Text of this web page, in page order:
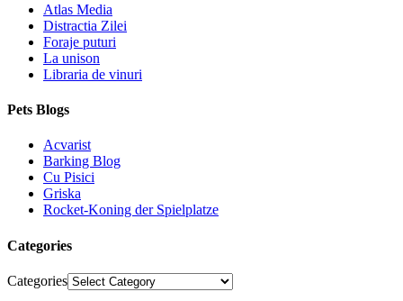
Atlas Media
Distractia Zilei
Foraje puturi
La unison
Libraria de vinuri
Pets Blogs
Acvarist
Barking Blog
Cu Pisici
Griska
Rocket-Koning der Spielplatze
Categories
Categories